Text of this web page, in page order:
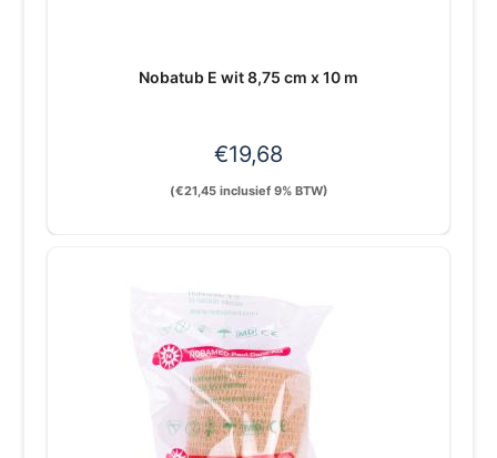
Nobatub E wit 8,75 cm x 10 m
€19,68
(€21,45inclusief 9% BTW)